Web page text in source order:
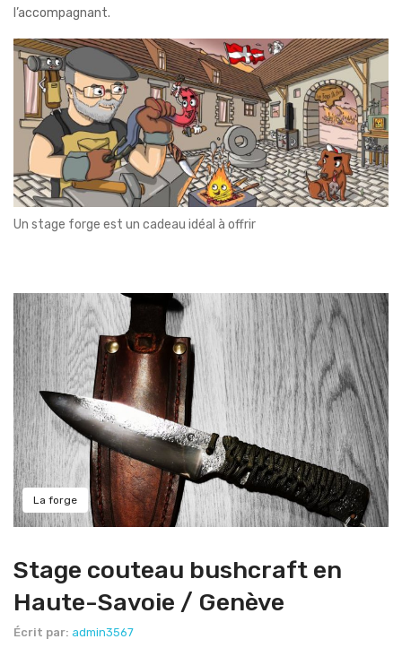
l’accompagnant.
Un stage forge est un cadeau idéal à offrir
La forge
Stage couteau bushcraft en
Haute-Savoie / Genève
Écrit par: admin3567